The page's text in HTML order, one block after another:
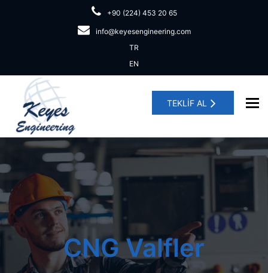
+90 (224) 453 20 65
info@keyesengineering.com
TR
EN
TEKLİF AL
CNG Valfler